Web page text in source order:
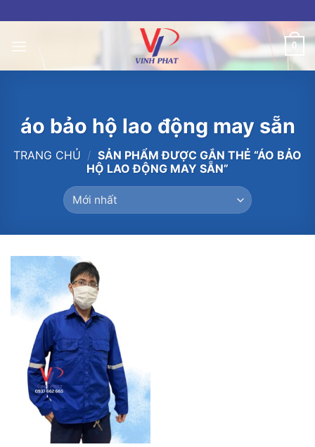
to
content
0
áo bảo hộ lao động may sẵn
TRANG CHỦ / SẢN PHẨM ĐƯỢC GẮN THẺ “ÁO BẢO
HỘ LAO ĐỘNG MAY SẴN”